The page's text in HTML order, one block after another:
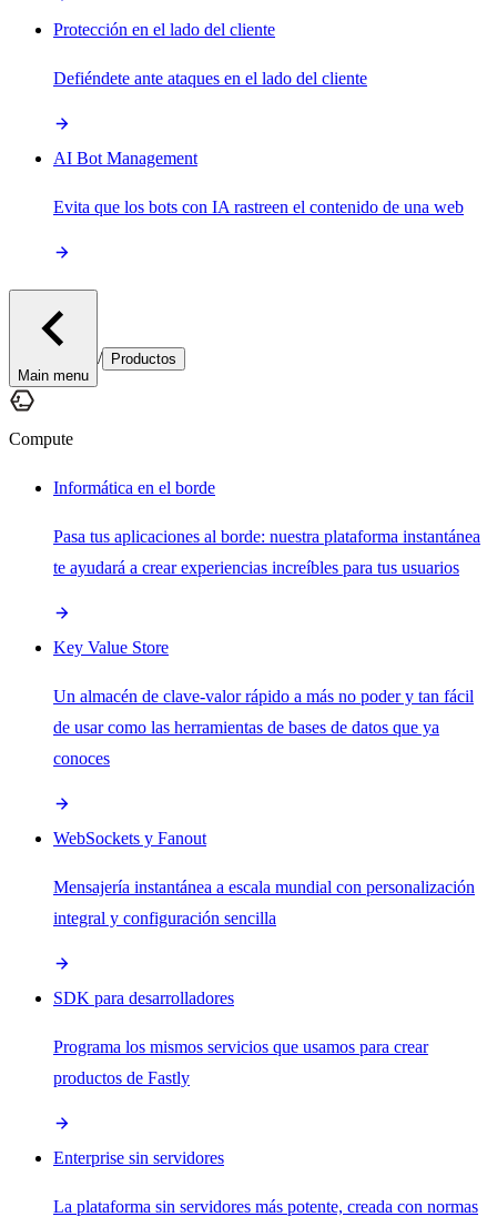
Protección en el lado del cliente
Defiéndete ante ataques en el lado del cliente
AI Bot Management
Evita que los bots con IA rastreen el contenido de una web
Main menu
/ Productos
Compute
Informática en el borde
Pasa tus aplicaciones al borde: nuestra plataforma instantánea
te ayudará a crear experiencias increíbles para tus usuarios
Key Value Store
Un almacén de clave-valor rápido a más no poder y tan fácil
de usar como las herramientas de bases de datos que ya
conoces
WebSockets y Fanout
Mensajería instantánea a escala mundial con personalización
integral y configuración sencilla
SDK para desarrolladores
Programa los mismos servicios que usamos para crear
productos de Fastly
Enterprise sin servidores
La plataforma sin servidores más potente, creada con normas